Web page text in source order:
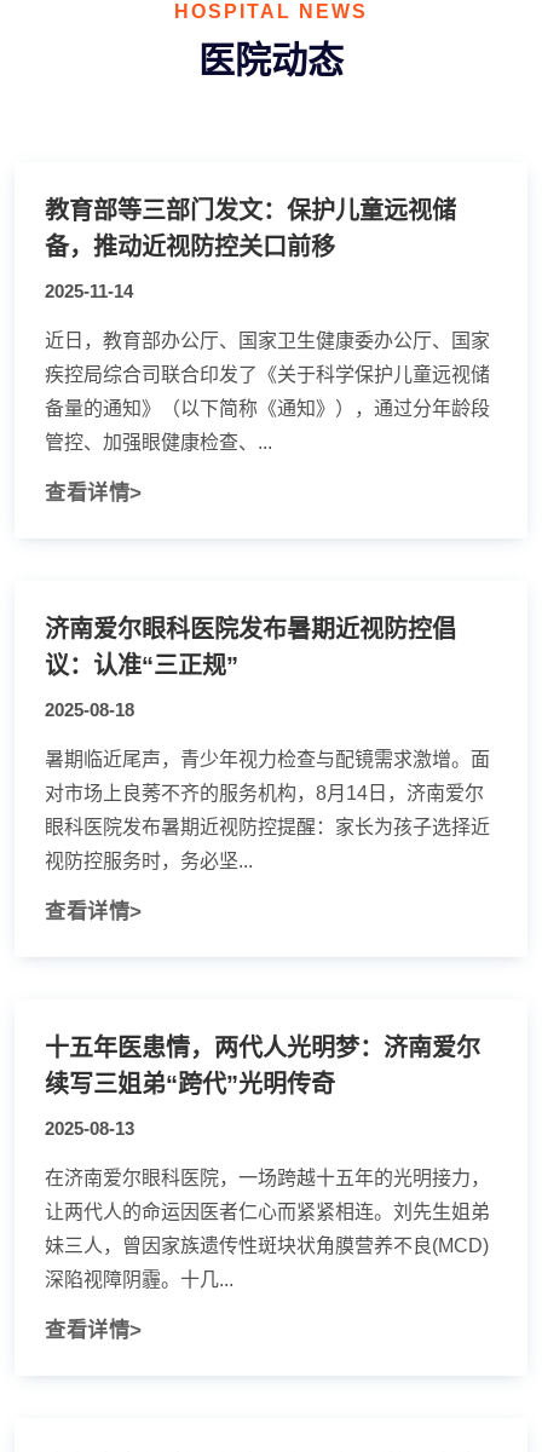
HOSPITAL NEWS
医院动态
教育部等三部门发文：保护儿童远视储
备，推动近视防控关口前移
2025-11-14
近日，教育部办公厅、国家卫生健康委办公厅、国家
疾控局综合司联合印发了《关于科学保护儿童远视储
备量的通知》（以下简称《通知》），通过分年龄段
管控、加强眼健康检查、...
查看详情>
济南爱尔眼科医院发布暑期近视防控倡
议：认准“三正规”
2025-08-18
暑期临近尾声，青少年视力检查与配镜需求激增。面
对市场上良莠不齐的服务机构，8月14日，济南爱尔
眼科医院发布暑期近视防控提醒：家长为孩子选择近
视防控服务时，务必坚...
查看详情>
十五年医患情，两代人光明梦：济南爱尔
续写三姐弟“跨代”光明传奇
2025-08-13
在济南爱尔眼科医院，一场跨越十五年的光明接力，
让两代人的命运因医者仁心而紧紧相连。刘先生姐弟
妹三人，曾因家族遗传性斑块状角膜营养不良(MCD)
深陷视障阴霾。十几...
查看详情>